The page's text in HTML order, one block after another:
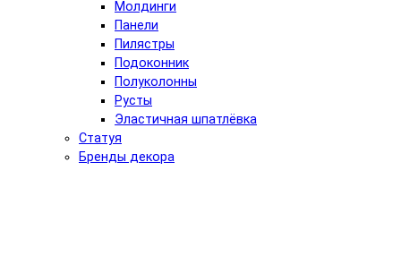
Молдинги
Панели
Пилястры
Подоконник
Полуколонны
Русты
Эластичная шпатлёвка
Статуя
Бренды декора